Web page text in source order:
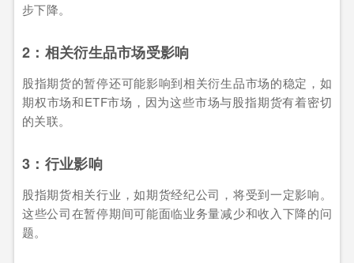
步下降。
2：相关衍生品市场受影响
股指期货的暂停还可能影响到相关衍生品市场的稳定，如
期权市场和ETF市场，因为这些市场与股指期货有着密切
的关联。
3：行业影响
股指期货相关行业，如期货经纪公司，将受到一定影响。
这些公司在暂停期间可能面临业务量减少和收入下降的问
题。